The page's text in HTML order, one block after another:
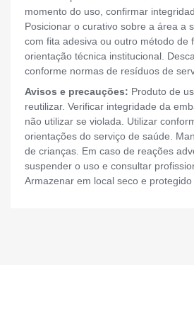
momento do uso, confirmar
Posicionar o curativo sobre a área a
com fita adesiva ou outro método de
orientação técnica institucional.
conforme normas de resíduos de
Avisos e precauções: Produto de
reutilizar. Verificar integridade da
não utilizar se violada. Utilizar
orientações do serviço de saúde.
de crianças. Em caso de reações
suspender o uso e consultar
Armazenar em local seco e